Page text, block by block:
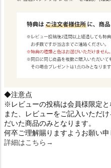
◆注意点
※レビューの投稿は会員様限定と
また、レビューをご記入いただ
だいた商品のみとなります。
何卒ご理解賜りますようお願い
詳細はこちら→